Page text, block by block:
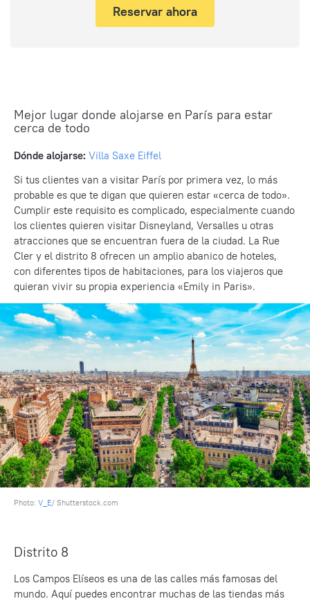
Reservar ahora
Mejor lugar donde alojarse en París para estar
cerca de todo
Dónde alojarse: Villa Saxe Eiffel
Si tus clientes van a visitar París por primera vez, lo más
probable es que te digan que quieren estar «cerca de todo».
Cumplir este requisito es complicado, especialmente cuando
los clientes quieren visitar Disneyland, Versalles u otras
atracciones que se encuentran fuera de la ciudad. La Rue
Cler y el distrito 8 ofrecen un amplio abanico de hoteles,
con diferentes tipos de habitaciones, para los viajeros que
quieran vivir su propia experiencia «Emily in Paris».
Photo: V_E/ Shutterstock.com
Distrito 8
Los Campos Elíseos es una de las calles más famosas del
mundo. Aquí puedes encontrar muchas de las tiendas más